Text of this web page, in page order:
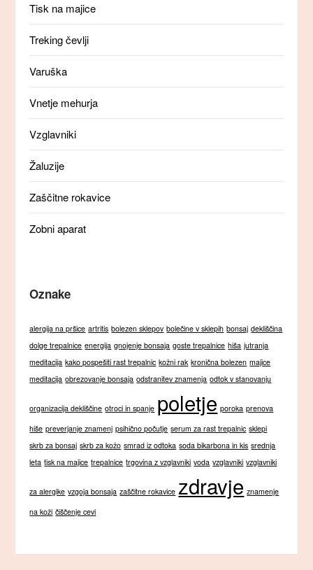
Tisk na majice
Treking čevlji
Varuška
Vnetje mehurja
Vzglavniki
Žaluzije
Zaščitne rokavice
Zobni aparat
Oznake
alergija na pršice artritis bolezen sklepov bolečine v sklepih bonsaj dekliščina
dolge trepalnice energija gnojenje bonsaja goste trepalnice hiša jutranja
meditacija kako pospešiti rast trepalnic kožni rak kronična bolezen majice
meditacija obrezovanje bonsaja odstranitev znamenja odtok v stanovanju
organizacija dekliščine otroci in spanje poletje poroka prenova
hiše preverjanje znamenj psihično počutje serum za rast trepalnic sklepi
skrb za bonsaj skrb za kožo smrad iz odtoka soda bikarbona in kis srednja
leta tisk na majice trepalnice trgovina z vzglavniki voda vzglavniki vzglavniki
za alergike vzgoja bonsaja zaščitne rokavice zdravje znamenje
na koži čiščenje cevi